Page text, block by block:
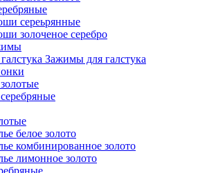
сереьрянные
золоченое серебро
Зажимы для галстука
белое золото
комбинированное золото
лимонное золото